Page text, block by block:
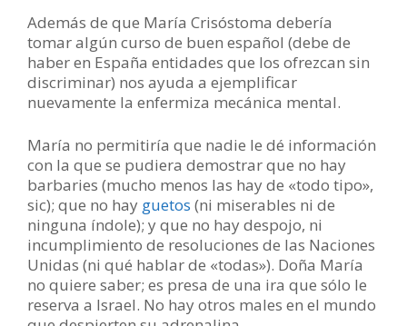
Además de que María Crisóstoma debería
tomar algún curso de buen español (debe de
haber en España entidades que los ofrezcan sin
discriminar) nos ayuda a ejemplificar
nuevamente la enfermiza mecánica mental.
María no permitiría que nadie le dé información
con la que se pudiera demostrar que no hay
barbaries (mucho menos las hay de «todo tipo»,
sic); que no hay guetos (ni miserables ni de
ninguna índole); y que no hay despojo, ni
incumplimiento de resoluciones de las Naciones
Unidas (ni qué hablar de «todas»). Doña María
no quiere saber; es presa de una ira que sólo le
reserva a Israel. No hay otros males en el mundo